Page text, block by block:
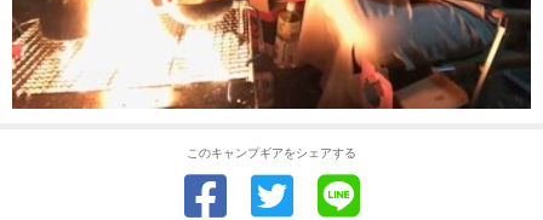
このキャンプギアをシェアする